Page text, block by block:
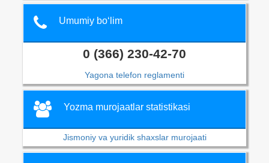
Umumiy bo‘lim
0 (366) 230-42-70
Yagona telefon reglamenti
Yozma murojaatlar statistikasi
Jismoniy va yuridik shaxslar murojaati